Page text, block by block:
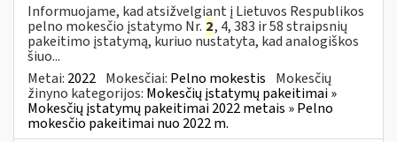
Informuojame, kad atsižvelgiant į Lietuvos Respublikos
pelno mokesčio įstatymo Nr. 2, 4, 383 ir 58 straipsnių
pakeitimo įstatymą, kuriuo nustatyta, kad analogiškos
šiuo...
Metai: 2022 Mokesčiai: Pelno mokestis Mokesčių
žinyno kategorijos: Mokesčių įstatymų pakeitimai »
Mokesčių įstatymų pakeitimai 2022 metais » Pelno
mokesčio pakeitimai nuo 2022 m.